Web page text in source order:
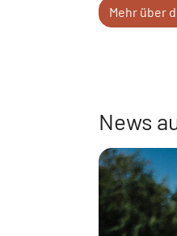
Mehr über
News